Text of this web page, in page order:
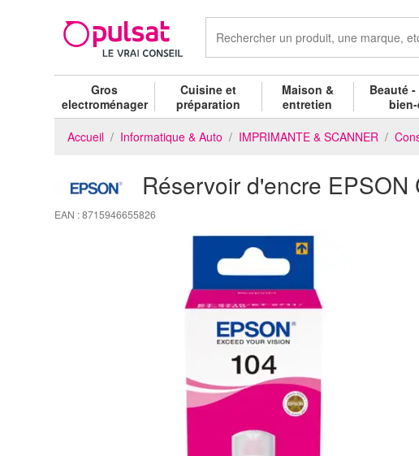
Gros
electroménager
Cuisine et
préparation
Maison &
entretien
Beauté
Accueil Informatique & Auto IMPRIMANTE & SCANNER
Réservoir d'encre EPSON
EAN : 8715946655826